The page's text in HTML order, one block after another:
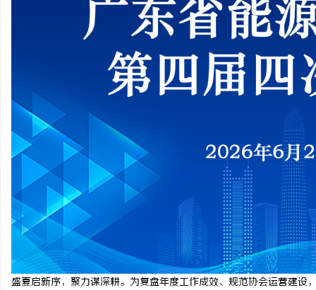
盛夏启新序，聚力谋深耕。为复盘年度工作成效、规范协会运营建设